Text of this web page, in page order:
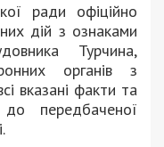
ради офіційно
дій з ознаками
Турчина,
органів з
вказані факти та
передбаченої